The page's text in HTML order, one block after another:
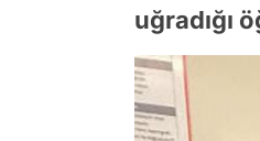
uğradığı